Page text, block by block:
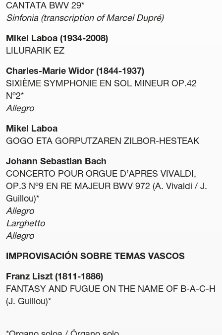
Gardentasuna
Kontratazioa
Sarrerak erosteko baldintza orokorrak
Salaketen Kanala
CANTATA BWV 29*
Sinfonia (transcription of Marcel Dupré)
Mikel Laboa (1934-2008)
LILURARIK EZ
Charles-Marie Widor (1844-1937)
SIXIÈME SYMPHONIE EN SOL MINEUR OP.42
Nº2*
Allegro
Mikel Laboa
GOGO ETA GORPUTZAREN ZILBOR-HESTEAK
Johann Sebastian Bach
CONCERTO POUR ORGUE D’APRES VIVALDI,
OP.3 Nº9 EN RE MAJEUR BWV 972 (A. Vivaldi / J.
Guillou)*
Allegro
Larghetto
Allegro
IMPROVISACIÓN SOBRE TEMAS VASCOS
Franz Liszt (1811-1886)
FANTASY AND FUGUE ON THE NAME OF B-A-C-H
(J. Guillou)*